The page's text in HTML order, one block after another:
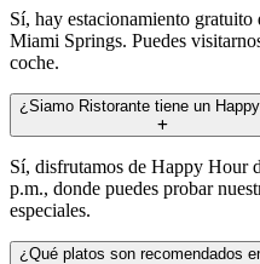
Sí, hay estacionamiento gratuito
Miami Springs. Puedes
coche.
¿Siamo Ristorante tiene un
Sí, disfrutamos de Happy Hour
p.m., donde puedes probar
especiales.
¿Qué platos son recomendados